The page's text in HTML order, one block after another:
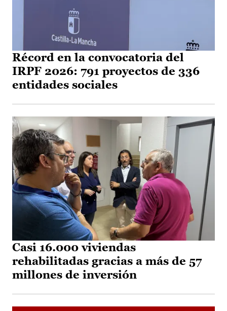
Récord en la convocatoria del
IRPF 2026: 791 proyectos de 336
entidades sociales
Casi 16.000 viviendas
rehabilitadas gracias a más de 57
millones de inversión